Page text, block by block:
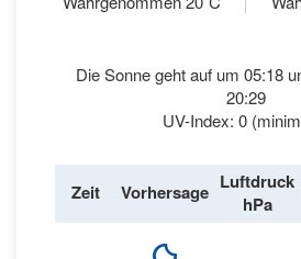
Die Sonne geht auf um 05:18
20:29
UV-Index: 0
Zeit Vorhersage Luftdruck
hPa